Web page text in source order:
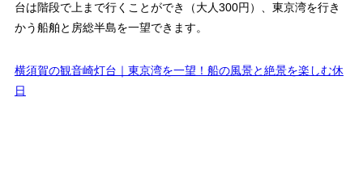
台は階段で上まで行くことができ（大人300円）、東京湾を行き
かう船舶と房総半島を一望できます。
横須賀の観音崎灯台｜東京湾を一望！船の風景と絶景を楽しむ休
日